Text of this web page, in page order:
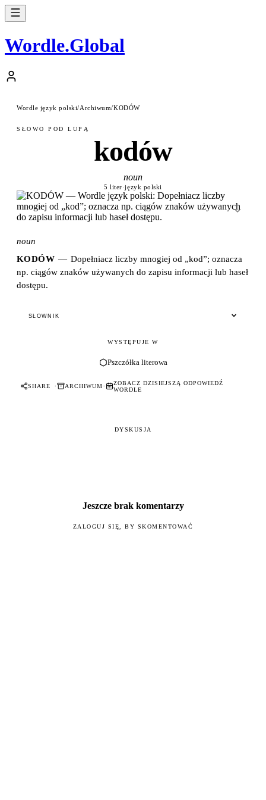
Wordle.Global
Wordle język polski/Archiwum/KODÓW
SŁOWO POD LUPĄ
kodów
noun
5 liter·język polski
noun
KODÓW — Dopełniacz liczby mnogiej od „kod”; oznacza
np. ciągów znaków używanych do zapisu informacji lub haseł
dostępu.
SŁOWNIK
WYSTĘPUJE W
Pszczółka literowa
SHARE · ARCHIWUM·
ZOBACZ DZISIEJSZĄ ODPOWIEDŹ
WORDLE
DYSKUSJA
Jeszcze brak komentarzy
ZALOGUJ SIĘ, BY SKOMENTOWAĆ